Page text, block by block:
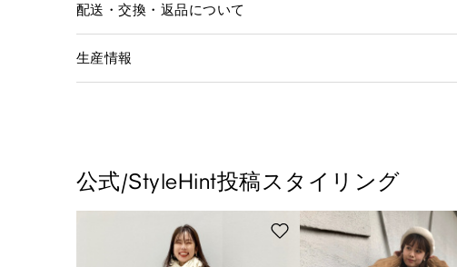
配送・交換・返品について
生産情報
公式/StyleHint投稿スタイリング